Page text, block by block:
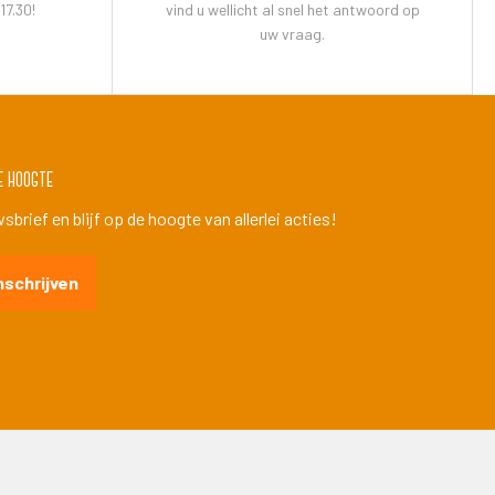
vind u wellicht al snel het antwoord op
uw vraag.
hoogte
en blijf op de hoogte van allerlei acties!